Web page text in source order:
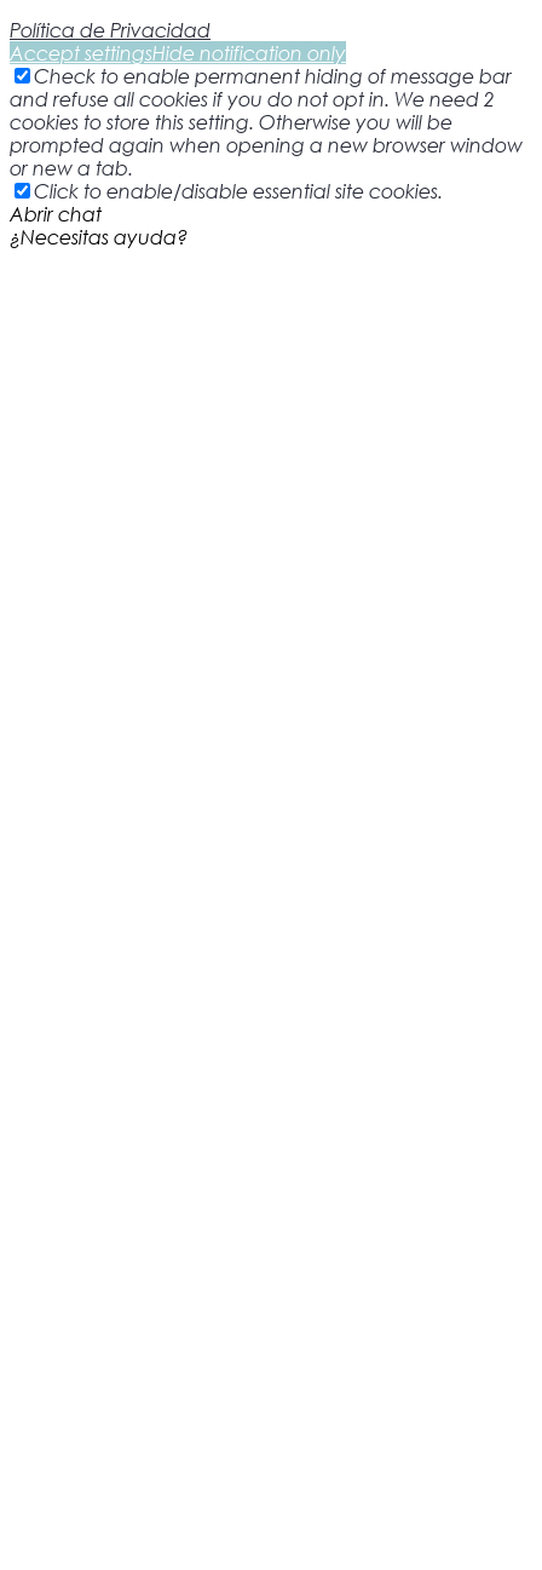
Política de Privacidad
Accept settingsHide notification only
Check to enable permanent hiding of message bar
and refuse all cookies if you do not opt in. We need 2
cookies to store this setting. Otherwise you will be
prompted again when opening a new browser window
or new a tab.
Click to enable/disable essential site cookies.
Abrir chat
¿Necesitas ayuda?